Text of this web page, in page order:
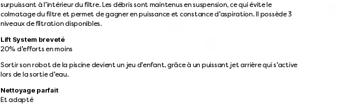
surpuissant à l’intérieur du filtre. Les débris sont maintenus en suspension, ce qui évite le
colmatage du filtre et permet de gagner en puissance et constance d’aspiration. Il possède 3
niveaux de filtration disponibles.
Lift System breveté
20% d’efforts en moins
Sortir son robot de la piscine devient un jeu d’enfant, grâce à un puissant jet arrière qui s’active
lors de la sortie d’eau.
Nettoyage parfait
Et adapté